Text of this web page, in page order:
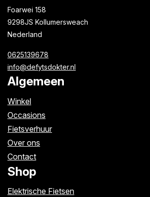
Foarwei 158
9298JS Kollumersweach
Nederland
0625139678
info@defytsdokter.nl
Algemeen
Winkel
Occasions
Fietsverhuur
Over ons
Contact
Shop
Elektrische Fietsen